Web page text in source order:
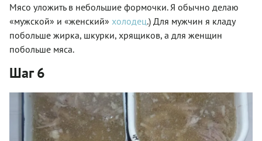
Мясо уложить в небольшие формочки. Я обычно делаю
«мужской» и «женский» холодец.) Для мужчин я кладу
побольше жирка, шкурки, хрящиков, а для женщин
побольше мяса.
Шаг 6